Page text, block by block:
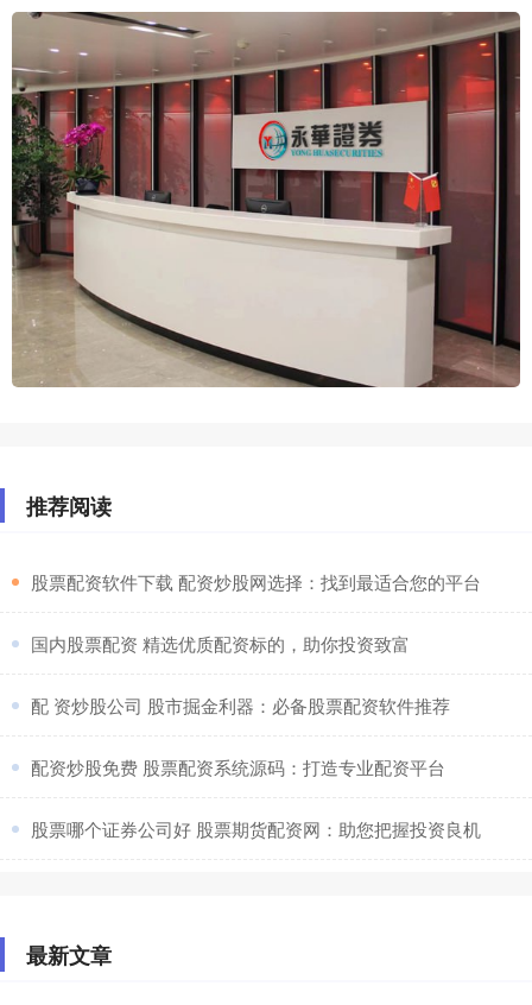
推荐阅读
​股票配资软件下载 配资炒股网选择：找到最适合您的平台
​国内股票配资 精选优质配资标的，助你投资致富
​配 资炒股公司 股市掘金利器：必备股票配资软件推荐
​配资炒股免费 股票配资系统源码：打造专业配资平台
​股票哪个证券公司好 股票期货配资网：助您把握投资良机
最新文章